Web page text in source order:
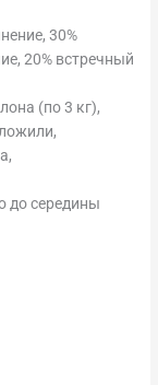
30%
20% встречный
(по 3 кг),
до середины